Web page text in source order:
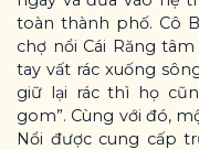
toàn thành phố. Cô
chợ nổi Cái Răng
tay vất rác xuống
giữ lại rác thì họ
gom”. Cùng với đó,
Nổi được cung cấp